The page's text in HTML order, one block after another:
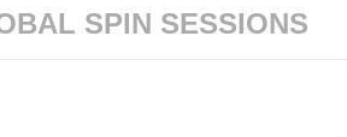
SPIN SESSIONS